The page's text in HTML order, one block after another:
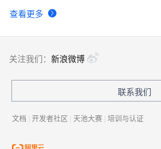
查看更多
关注我们： 新浪微博
联系我们
文档 | 开发者社区 | 天池大赛 | 培训与认证